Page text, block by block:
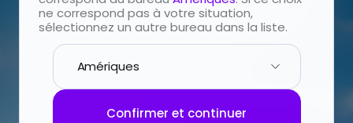
ne correspond pas à votre situation,
sélectionnez un autre bureau dans la liste.
Confirmer et continuer
Vous cherchez
Infos & Services
Nous connaître
dans le sable, toujours
protégé par MSH
MSH conçoit pour vous des solutions en
santé internationale